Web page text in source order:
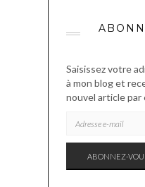
Saisissez votre
à mon blog et
nouvel article par
ABONNEZ-